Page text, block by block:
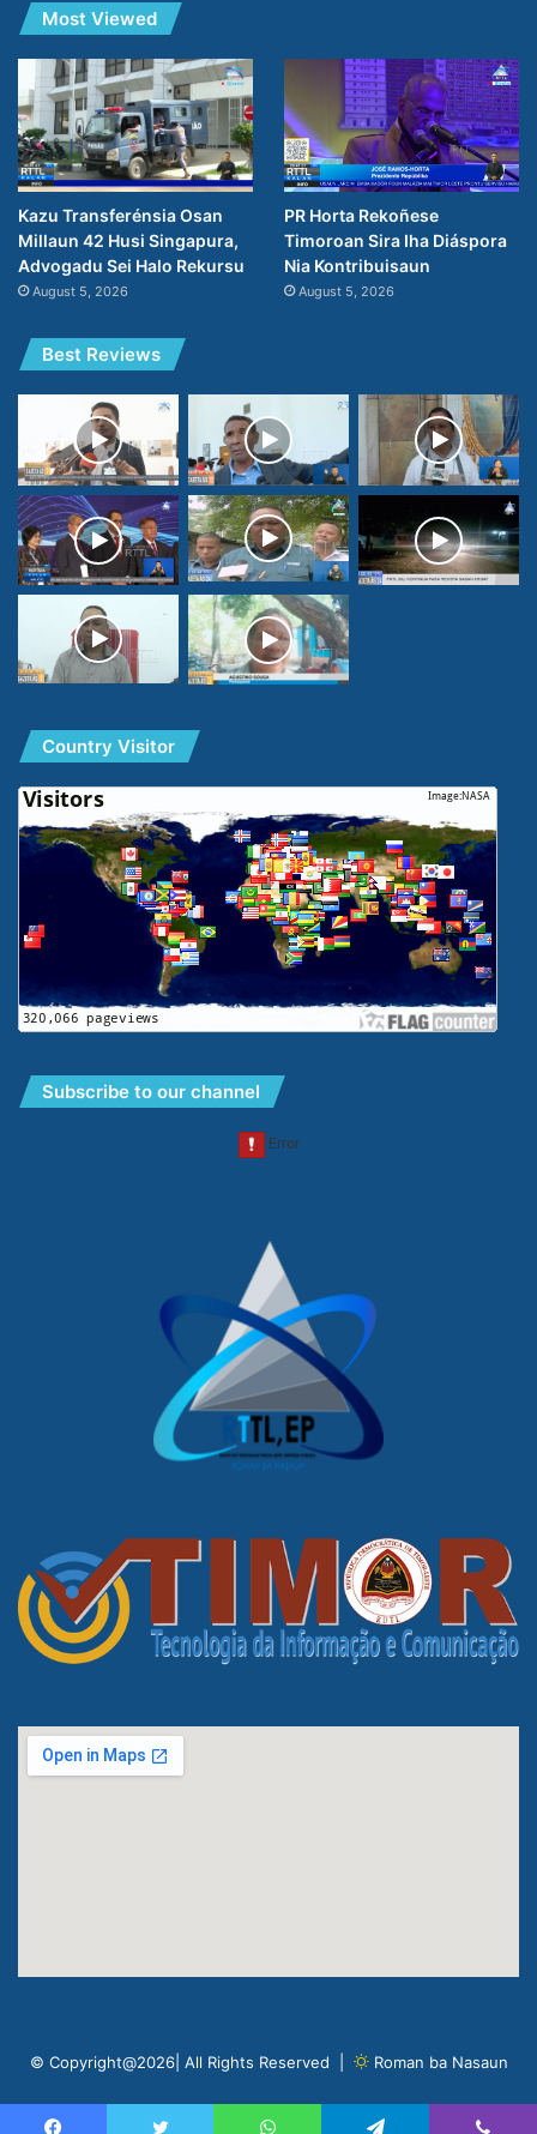
Most Viewed
Kazu Transferénsia Osan
Millaun 42 Husi Singapura,
Advogadu Sei Halo Rekursu
August 5, 2026
PR Horta Rekoñese
Timoroan Sira Iha Diáspora
Nia Kontribuisaun
August 5, 2026
Best Reviews
Country Visitor
Subscribe to our channel
© Copyright@2026| All Rights Reserved | Roman ba Nasaun